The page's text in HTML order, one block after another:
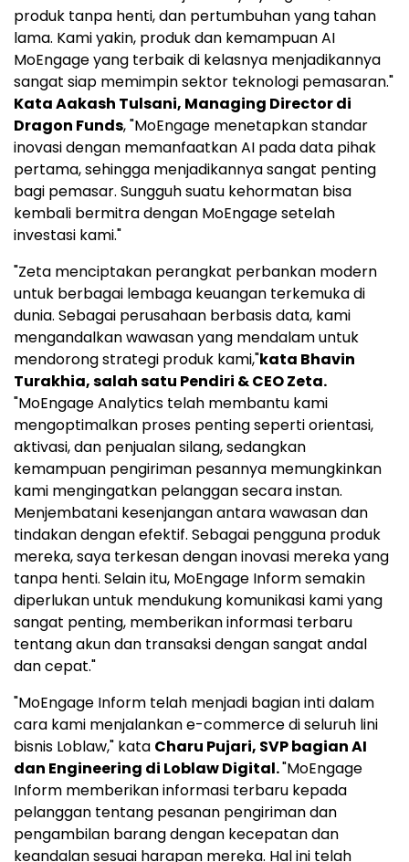
produk tanpa henti, dan pertumbuhan yang tahan
lama. Kami yakin, produk dan kemampuan AI
MoEngage yang terbaik di kelasnya menjadikannya
sangat siap memimpin sektor teknologi pemasaran."
Kata Aakash Tulsani, Managing Director di
Dragon Funds, "MoEngage menetapkan standar
inovasi dengan memanfaatkan AI pada data pihak
pertama, sehingga menjadikannya sangat penting
bagi pemasar. Sungguh suatu kehormatan bisa
kembali bermitra dengan MoEngage setelah
investasi kami."
"Zeta menciptakan perangkat perbankan modern
untuk berbagai lembaga keuangan terkemuka di
dunia. Sebagai perusahaan berbasis data, kami
mengandalkan wawasan yang mendalam untuk
mendorong strategi produk kami,"kata Bhavin
Turakhia, salah satu Pendiri & CEO Zeta.
"MoEngage Analytics telah membantu kami
mengoptimalkan proses penting seperti orientasi,
aktivasi, dan penjualan silang, sedangkan
kemampuan pengiriman pesannya memungkinkan
kami mengingatkan pelanggan secara instan.
Menjembatani kesenjangan antara wawasan dan
tindakan dengan efektif. Sebagai pengguna produk
mereka, saya terkesan dengan inovasi mereka yang
tanpa henti. Selain itu, MoEngage Inform semakin
diperlukan untuk mendukung komunikasi kami yang
sangat penting, memberikan informasi terbaru
tentang akun dan transaksi dengan sangat andal
dan cepat."
"MoEngage Inform telah menjadi bagian inti dalam
cara kami menjalankan e-commerce di seluruh lini
bisnis Loblaw," kata Charu Pujari, SVP bagian AI
dan Engineering di Loblaw Digital."MoEngage
Inform memberikan informasi terbaru kepada
pelanggan tentang pesanan pengiriman dan
pengambilan barang dengan kecepatan dan
keandalan sesuai harapan mereka. Hal ini telah